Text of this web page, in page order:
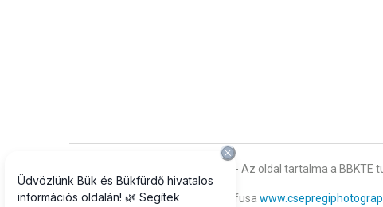
© 2017 Minden jog fenntartva - Az oldal tartalma a
Weboldalunk hivatalos fotográfusa